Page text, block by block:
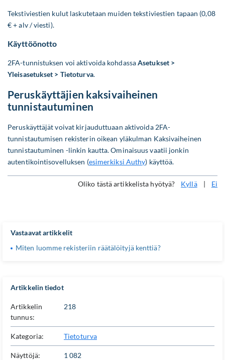
Tekstiviestien kulut laskutetaan muiden tekstiviestien tapaan (0,08
€ + alv / viesti).
Käyttöönotto
2FA-tunnistuksen voi aktivoida kohdassaAsetukset >
Yleisasetukset > Tietoturva.
Peruskäyttäjien kaksivaiheinen
tunnistautuminen
Peruskäyttäjät voivat kirjauduttuaan aktivoida 2FA-
tunnistautumisen rekisterin oikean yläkulman Kaksivaiheinen
tunnistautuminen -linkin kautta. Ominaisuus vaatii jonkin
autentikointisovelluksen (esimerkiksi Authy) käyttöä.
Oliko tästä artikkelista hyötyä? Kyllä | Ei
Artikkelin tiedot
Artikkelin
tunnus:
218
Kategoria: Tietoturva
Näyttöjä: 1 082
Vastaavat artikkelit
Miten luomme rekisteriin räätälöityjä kenttiä?